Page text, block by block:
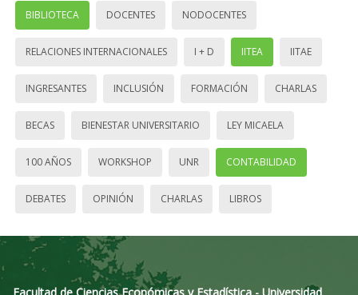
BIBLIOTECA DOCENTES NODOCENTES
RELACIONES INTERNACIONALES I + D IITEA IITAE
INGRESANTES INCLUSIÓN FORMACIÓN CHARLAS
BECAS BIENESTAR UNIVERSITARIO LEY MICAELA
100 AÑOS WORKSHOP UNR CONTABILIDAD
DEBATES OPINIÓN CHARLAS LIBROS